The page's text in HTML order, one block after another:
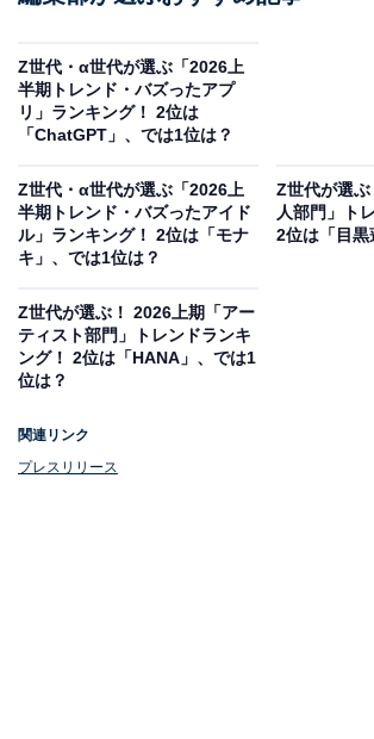
1位：橋本環奈
Z世代・α世代が選ぶ「2026上
半期トレンド・バズったアプ
リ」ランキング！ 2位は
「ChatGPT」、では1位は？
Z世代・α世代が選ぶ「2026上
半期トレンド・バズったアイド
ル」ランキング！ 2位は「モナ
キ」、では1位は？
Z世代が選
人部門」ト
2位は「目黒
Z世代が選ぶ！ 2026上期「アー
ティスト部門」トレンドランキ
ング！ 2位は「HANA」、では1
位は？
関連リンク
プレスリリース